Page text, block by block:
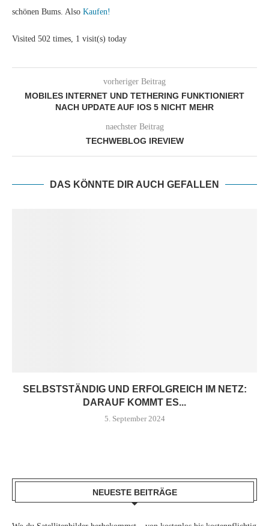
schönen Bums. Also Kaufen!
Visited 502 times, 1 visit(s) today
vorheriger Beitrag
MOBILES INTERNET UND TETHERING FUNKTIONIERT
NACH UPDATE AUF IOS 5 NICHT MEHR
naechster Beitrag
TECHWEBLOG IREVIEW
DAS KÖNNTE DIR AUCH GEFALLEN
SELBSTSTÄNDIG UND ERFOLGREICH IM NETZ:
DARAUF KOMMT ES...
5. September 2024
NEUESTE BEITRÄGE